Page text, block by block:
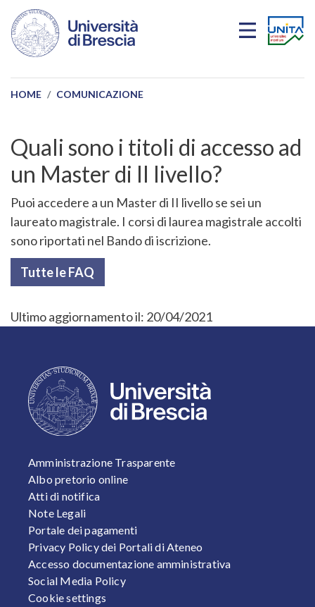
Salta al contenuto principale
HOME COMUNICAZIONE
Quali sono i titoli di accesso ad
un Master di II livello?
Puoi accedere a un Master di II livello se sei un
laureato magistrale. I corsi di laurea magistrale accolti
sono riportati nel Bando di iscrizione.
Tutte le FAQ
Ultimo aggiornamento il: 20/04/2021
FOOTER 1
Amministrazione Trasparente
Albo pretorio online
Atti di notifica
Note Legali
Portale dei pagamenti
Privacy Policy dei Portali di Ateneo
Accesso documentazione amministrativa
Social Media Policy
Cookie settings